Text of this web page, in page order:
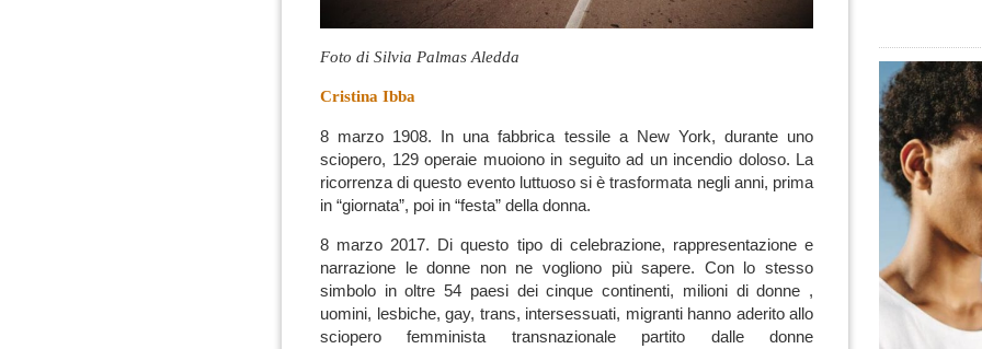
Foto di Silvia Palmas Aledda
Cristina Ibba
8 marzo 1908. In una fabbrica tessile a New York, durante uno
sciopero, 129 operaie muoiono in seguito ad un incendio doloso. La
ricorrenza di questo evento luttuoso si è trasformata negli anni, prima
in “giornata”, poi in “festa” della donna.
8 marzo 2017. Di questo tipo di celebrazione, rappresentazione e
narrazione le donne non ne vogliono più sapere. Con lo stesso
simbolo in oltre 54 paesi dei cinque continenti, milioni di donne ,
uomini, lesbiche, gay, trans, intersessuati, migranti hanno aderito allo
sciopero femminista transnazionale partito dalle donne